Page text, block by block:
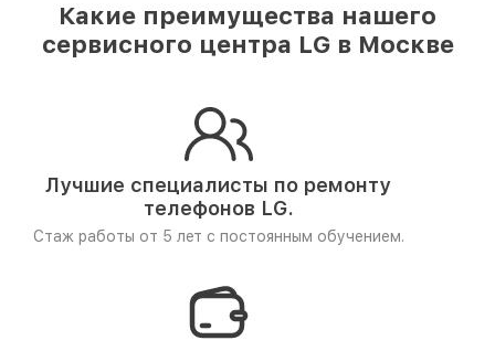
Какие преимущества нашего
сервисного центра LG в Москве
Лучшие специалисты по ремонту
телефонов LG.
Стаж работы от 5 лет с постоянным обучением.